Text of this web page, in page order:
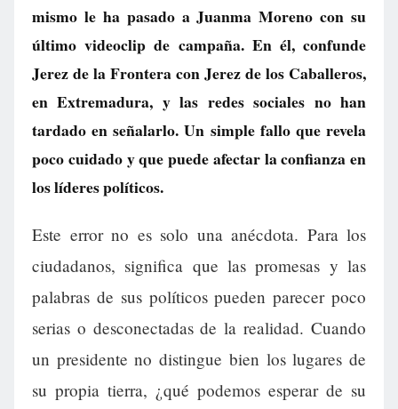
mismo le ha pasado a Juanma Moreno con su
último videoclip de campaña. En él, confunde
Jerez de la Frontera con Jerez de los Caballeros,
en Extremadura, y las redes sociales no han
tardado en señalarlo. Un simple fallo que revela
poco cuidado y que puede afectar la confianza en
los líderes políticos.
Este error no es solo una anécdota. Para los
ciudadanos, significa que las promesas y las
palabras de sus políticos pueden parecer poco
serias o desconectadas de la realidad. Cuando
un presidente no distingue bien los lugares de
su propia tierra, ¿qué podemos esperar de su